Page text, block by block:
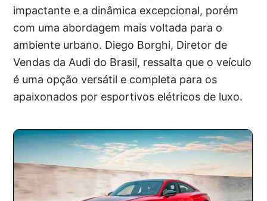
impactante e a dinâmica excepcional, porém
com uma abordagem mais voltada para o
ambiente urbano. Diego Borghi, Diretor de
Vendas da Audi do Brasil, ressalta que o veículo
é uma opção versátil e completa para os
apaixonados por esportivos elétricos de luxo.